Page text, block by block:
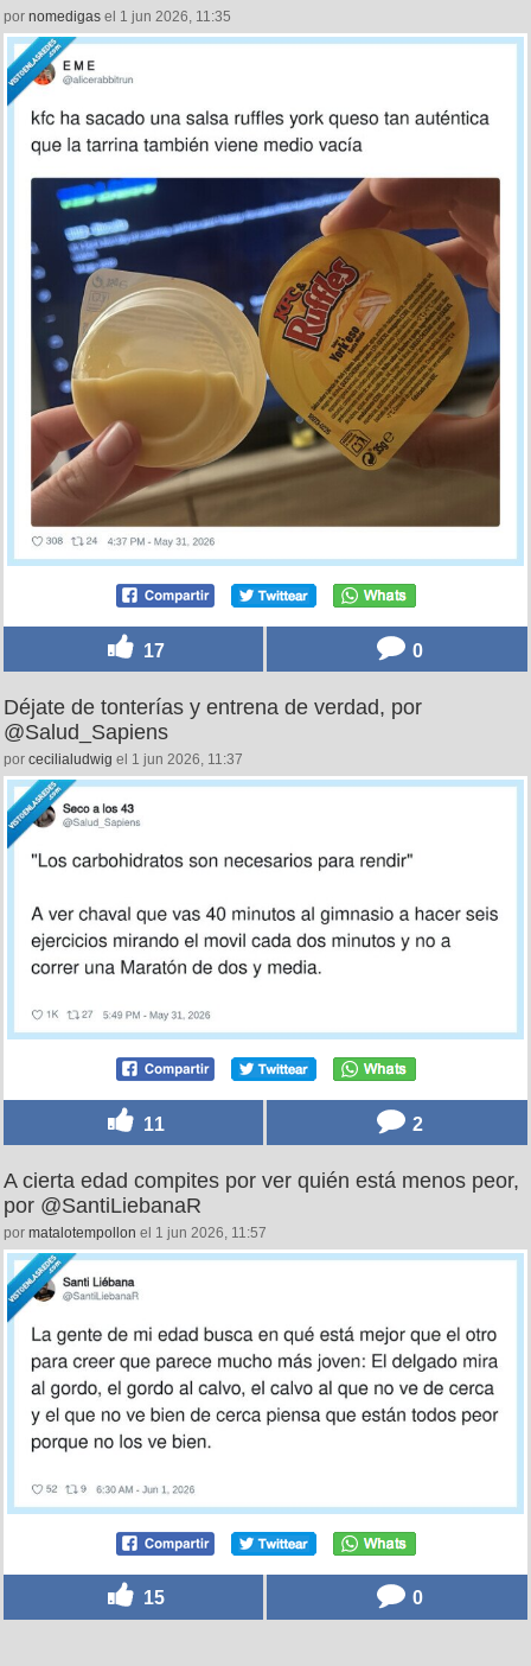
por nomedigas el 1 jun 2026, 11:35
17 0
Déjate de tonterías y entrena de verdad, por
@Salud_Sapiens
por cecilialudwig el 1 jun 2026, 11:37
11 2
A cierta edad compites por ver quién está menos peor,
por @SantiLiebanaR
por matalotempollon el 1 jun 2026, 11:57
15 0